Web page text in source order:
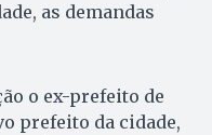
as demandas
o ex-prefeito de
prefeito da cidade,